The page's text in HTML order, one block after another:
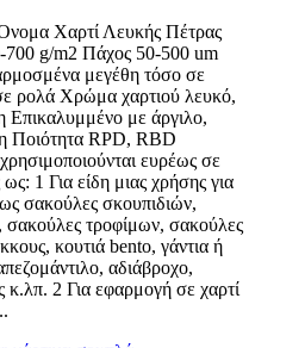
Χαρτί Λευκής Πέτρας
700 g/m2 Πάχος 50-500 um
μεγέθη τόσο σε
ρολά Χρώμα χαρτιού λευκό,
Επικαλυμμένο με άργιλο,
Ποιότητα RPD, RBD
ευρέως σε
1 Για είδη μιας χρήσης για
σακούλες σκουπιδιών,
σακούλες τροφίμων, σακούλες
κουτιά bento, γάντια ή
αδιάβροχο,
2 Για εφαρμογή σε χαρτί